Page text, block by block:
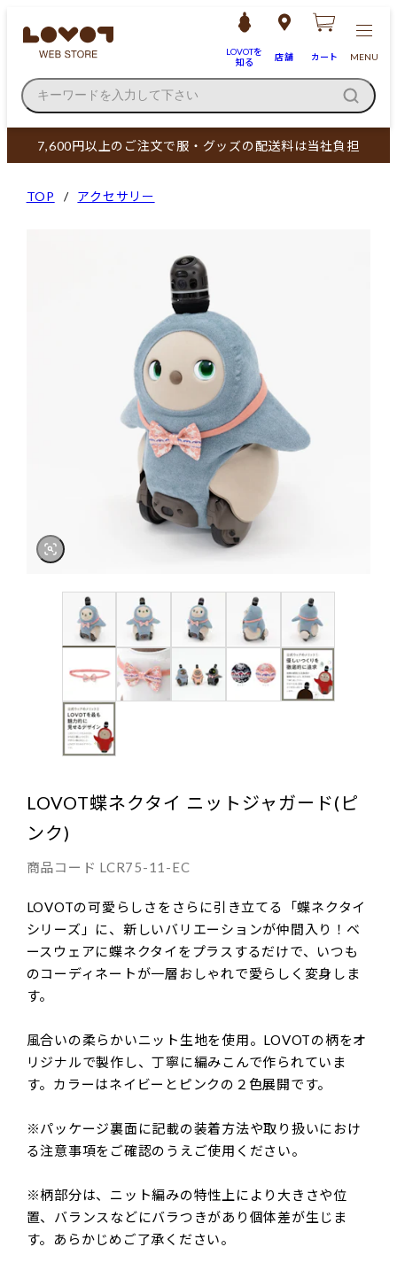
LOVOTを
知る
店舗 カート MENU
キーワードを入力して下さい
7,600円以上のご注文で服・グッズの配送料は当社負担
TOP アクセサリー
LOVOT蝶ネクタイ ニットジャガード(ピ
ンク)
商品コード LCR75-11-EC
LOVOTの可愛らしさをさらに引き立てる「蝶ネクタイ
シリーズ」に、新しいバリエーションが仲間入り！ベ
ースウェアに蝶ネクタイをプラスするだけで、いつも
のコーディネートが一層おしゃれで愛らしく変身しま
す。
風合いの柔らかいニット生地を使用。LOVOTの柄をオ
リジナルで製作し、丁寧に編みこんで作られていま
す。カラーはネイビーとピンクの２色展開です。
※パッケージ裏面に記載の装着方法や取り扱いにおけ
る注意事項をご確認のうえご使用ください。
※柄部分は、ニット編みの特性上により大きさや位
置、バランスなどにバラつきがあり個体差が生じま
す。あらかじめご了承ください。